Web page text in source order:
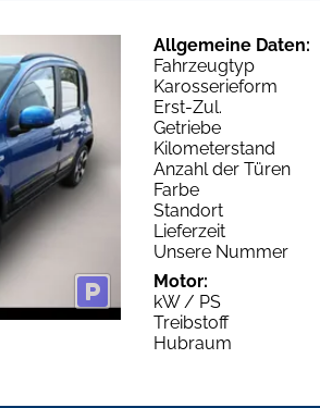
Allgemeine Daten:
Fahrzeugtyp
Karosserieform
Erst-Zul.
Getriebe
Kilometerstand
Anzahl der Türen
Farbe
Standort
Lieferzeit
Unsere Nummer
Motor:
kW / PS
Treibstoff
Hubraum